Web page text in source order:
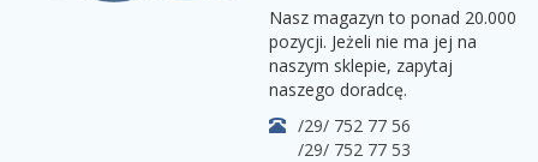
Nasz magazyn to ponad 20.000
pozycji. Jeżeli nie ma jej na
naszym sklepie, zapytaj
naszego doradcę.
/29/ 752 77 56
/29/ 752 77 53